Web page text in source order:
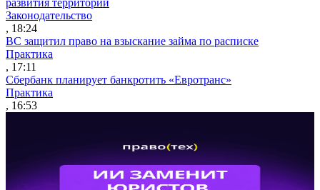
Законодательство
, 18:24
ВС защитил право на взыскание займа по расписке
Практика
, 17:11
Сбербанк планирует банкротить «Евротранс»
Практика
, 16:53